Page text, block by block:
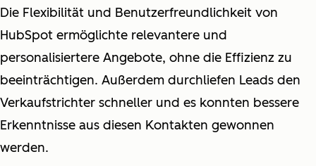
Die Flexibilität und Benutzerfreundlichkeit von
HubSpot ermöglichte relevantere und
personalisiertere Angebote, ohne die Effizienz zu
beeinträchtigen. Außerdem durchliefen Leads den
Verkaufstrichter schneller und es konnten bessere
Erkenntnisse aus diesen Kontakten gewonnen
werden.